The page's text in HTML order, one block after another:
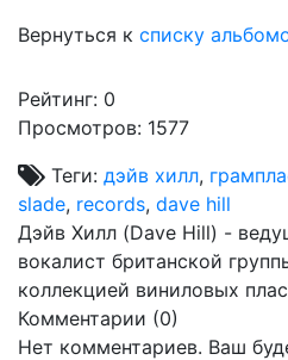
Вернуться к списку
Рейтинг: 0
Просмотров: 1577
Теги: дэйв хилл,
slade, records, dave hill
Дэйв Хилл (Dave Hill) -
вокалист британской
коллекцией виниловых
Комментарии (0)
Нет комментариев. Ваш